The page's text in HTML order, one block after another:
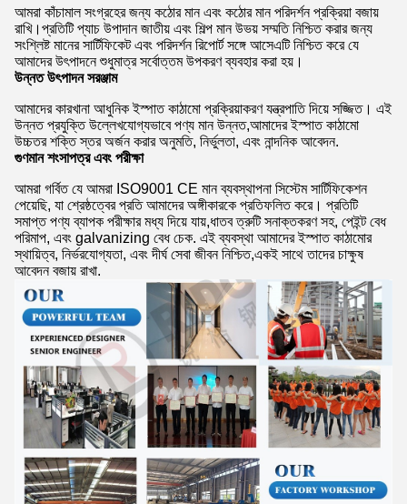
আমরা কাঁচামাল সংগ্রহের জন্য কঠোর মান এবং কঠোর মান পরিদর্শন প্রক্রিয়া বজায়
রাখি।প্রতিটি প্যাচ উপাদান জাতীয় এবং শিল্প মান উভয় সম্মতি নিশ্চিত করার জন্য
সংশ্লিষ্ট মানের সার্টিফিকেট এবং পরিদর্শন রিপোর্ট সঙ্গে আসেএটি নিশ্চিত করে যে
আমাদের উৎপাদনে শুধুমাত্র সর্বোত্তম উপকরণ ব্যবহার করা হয়।
উন্নত উৎপাদন সরঞ্জাম
আমাদের কারখানা আধুনিক ইস্পাত কাঠামো প্রক্রিয়াকরণ যন্ত্রপাতি দিয়ে সজ্জিত। এই
উন্নত প্রযুক্তি উল্লেখযোগ্যভাবে পণ্য মান উন্নত,আমাদের ইস্পাত কাঠামো
উচ্চতর শক্তি স্তর অর্জন করার অনুমতি, নির্ভুলতা, এবং নান্দনিক আবেদন.
গুণমান শংসাপত্র এবং পরীক্ষা
আমরা গর্বিত যে আমরা ISO9001 CE মান ব্যবস্থাপনা সিস্টেম সার্টিফিকেশন
পেয়েছি, যা শ্রেষ্ঠত্বের প্রতি আমাদের অঙ্গীকারকে প্রতিফলিত করে। প্রতিটি
সমাপ্ত পণ্য ব্যাপক পরীক্ষার মধ্য দিয়ে যায়,ধাতব ত্রুটি সনাক্তকরণ সহ, পেইন্ট বেধ
পরিমাপ, এবং galvanizing বেধ চেক. এই ব্যবস্থা আমাদের ইস্পাত কাঠামোর
স্থায়িত্ব, নির্ভরযোগ্যতা, এবং দীর্ঘ সেবা জীবন নিশ্চিত,একই সাথে তাদের চাক্ষুষ
আবেদন বজায় রাখা.